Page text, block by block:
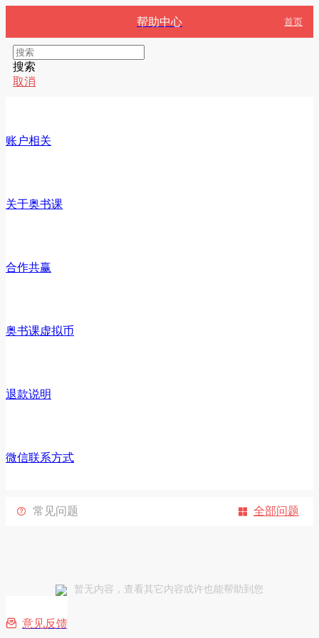
帮助中心 首页
搜索
取消
账户相关
关于奥书课
合作共赢
奥书课虚拟币
退款说明
微信联系方式
 全部问题
 常见问题
暂无内容，查看其它内容或许也能帮助到您
 意见反馈